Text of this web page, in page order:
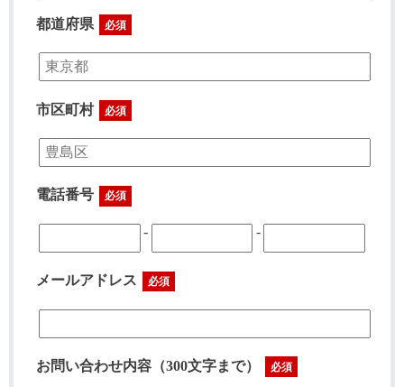
都道府県 必須
市区町村 必須
電話番号 必須
- -
メールアドレス 必須
お問い合わせ内容（300文字まで） 必須